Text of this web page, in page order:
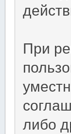
При
либо